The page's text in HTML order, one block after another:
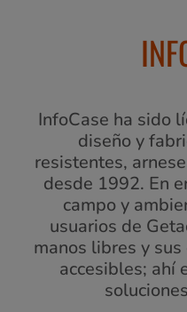
InfoCase ha sido
diseño y
resistentes,
desde 1992. En
campo y
usuarios de
manos libres y
accesibles; ahí